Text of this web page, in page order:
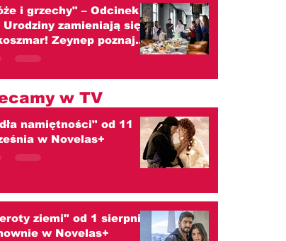
i grzechy" – Odcinek
Urodziny zamieniają się
Zeynep poznaje
Mustafy, a Cihan
w TV
namiętności" od 11
w Novelas+
ziemi" od 1 sierpnia
w Novelas+